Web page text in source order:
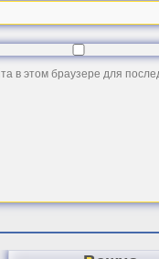
в этом браузере для